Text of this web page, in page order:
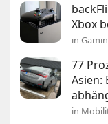
Xbox
in
77
Asien:
in